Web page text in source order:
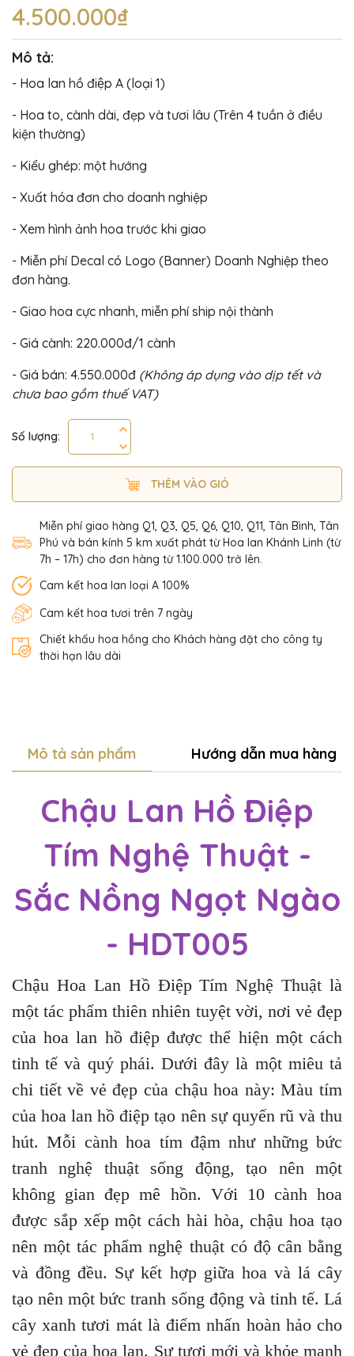
4.500.000₫
Mô tả:
- Hoa lan hồ điệp A (loại 1)
- Hoa to, cành dài, đẹp và tươi lâu (Trên 4 tuần ở điều
kiện thường)
- Kiểu ghép: một hướng
- Xuất hóa đơn cho doanh nghiệp
- Xem hình ảnh hoa trước khi giao
- Miễn phí Decal có Logo (Banner) Doanh Nghiệp theo
đơn hàng.
- Giao hoa cực nhanh, miễn phí ship nội thành
- Giá cành: 220.000đ/1 cành
- Giá bán: 4.550.000đ (Không áp dụng vào dịp tết và
chưa bao gồm thuế VAT)
Số lượng:
THÊM VÀO GIỎ
Miễn phí giao hàng Q1, Q3, Q5, Q6, Q10, Q11, Tân Bình, Tân
Phú và bán kính 5 km xuất phát từ Hoa lan Khánh Linh (từ
7h – 17h) cho đơn hàng từ 1.100.000 trở lên.
Cam kết hoa lan loại A 100%
Cam kết hoa tươi trên 7 ngày
Chiết khấu hoa hồng cho Khách hàng đặt cho công ty
thời hạn lâu dài
Mô tả sản phẩm Hướng dẫn mua hàng
Chậu Lan Hồ Điệp
Tím Nghệ Thuật -
Sắc Nồng Ngọt Ngào
- HDT005
Chậu Hoa Lan Hồ Điệp Tím Nghệ Thuật là
một tác phẩm thiên nhiên tuyệt vời, nơi vẻ đẹp
của hoa lan hồ điệp được thể hiện một cách
tinh tế và quý phái. Dưới đây là một miêu tả
chi tiết về vẻ đẹp của chậu hoa này: Màu tím
của hoa lan hồ điệp tạo nên sự quyến rũ và thu
hút. Mỗi cành hoa tím đậm như những bức
tranh nghệ thuật sống động, tạo nên một
không gian đẹp mê hồn. Với 10 cành hoa
được sắp xếp một cách hài hòa, chậu hoa tạo
nên một tác phẩm nghệ thuật có độ cân bằng
và đồng đều. Sự kết hợp giữa hoa và lá cây
tạo nên một bức tranh sống động và tinh tế. Lá
cây xanh tươi mát là điểm nhấn hoàn hảo cho
vẻ đẹp của hoa lan. Sự tươi mới và khỏe mạnh